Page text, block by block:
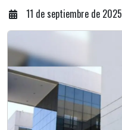
11 de septiembre de 2025